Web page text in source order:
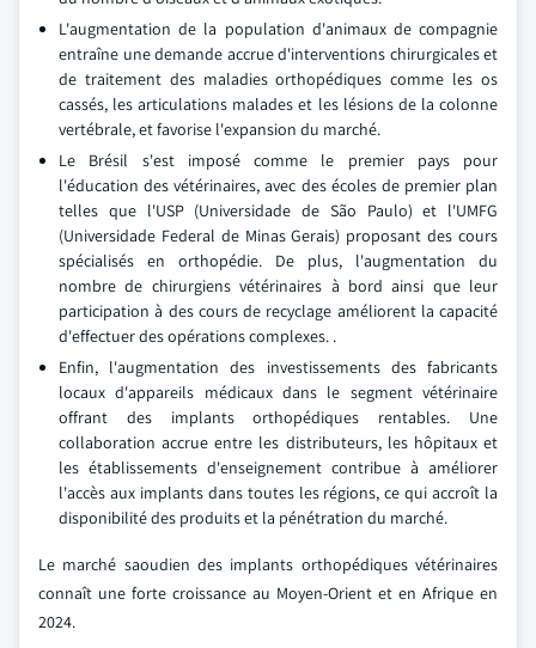
L'augmentation de la population d'animaux de compagnie
entraîne une demande accrue d'interventions chirurgicales et
de traitement des maladies orthopédiques comme les os
cassés, les articulations malades et les lésions de la colonne
vertébrale, et favorise l'expansion du marché.
Le Brésil s'est imposé comme le premier pays pour
l'éducation des vétérinaires, avec des écoles de premier plan
telles que l'USP (Universidade de São Paulo) et l'UMFG
(Universidade Federal de Minas Gerais) proposant des cours
spécialisés en orthopédie. De plus, l'augmentation du
nombre de chirurgiens vétérinaires à bord ainsi que leur
participation à des cours de recyclage améliorent la capacité
d'effectuer des opérations complexes. .
Enfin, l'augmentation des investissements des fabricants
locaux d'appareils médicaux dans le segment vétérinaire
offrant des implants orthopédiques rentables. Une
collaboration accrue entre les distributeurs, les hôpitaux et
les établissements d'enseignement contribue à améliorer
l'accès aux implants dans toutes les régions, ce qui accroît la
disponibilité des produits et la pénétration du marché.
Le marché saoudien des implants orthopédiques vétérinaires
connaît une forte croissance au Moyen-Orient et en Afrique en
2024.